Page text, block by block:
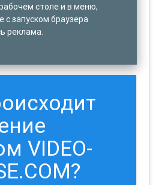
столе и в меню,
с запуском браузера
реклама.
VIDEO-